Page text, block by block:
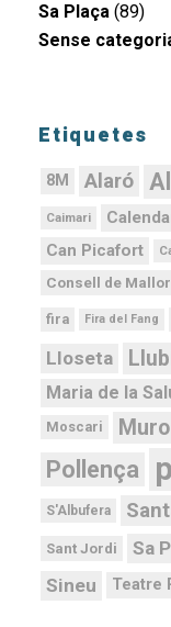
Sa Plaça (89)
Sense
Etiquetes
8M Alaró
Caimari
Can Picafort
Consell de
fira Fira del Fang
Lloseta
Maria de la
Moscari Muro
Pollença
S'Albufera
Sant Jordi Sa
Sineu Teatre